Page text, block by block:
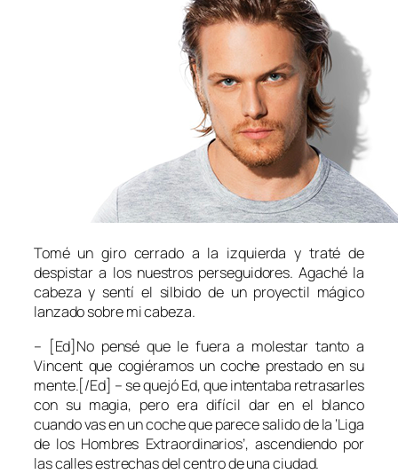
Tomé un giro cerrado a la izquierda y traté de
despistar a los nuestros perseguidores. Agaché la
cabeza y sentí el silbido de un proyectil mágico
lanzado sobre mi cabeza.
– [Ed]No pensé que le fuera a molestar tanto a
Vincent que cogiéramos un coche prestado en su
mente.[/Ed] – se quejó Ed, que intentaba retrasarles
con su magia, pero era difícil dar en el blanco
cuando vas en un coche que parece salido de la ‘Liga
de los Hombres Extraordinarios’, ascendiendo por
las calles estrechas del centro de una ciudad.